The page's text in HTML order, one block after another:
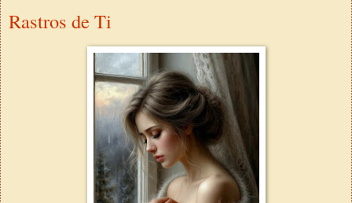
Rastros de Ti